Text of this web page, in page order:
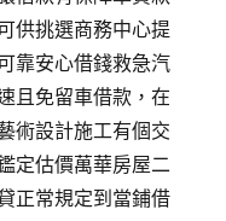
供挑選商務中心提
靠安心借錢救急汽
且免留車借款，在
術設計施工有個交
定估價萬華房屋二
正常規定到當鋪借